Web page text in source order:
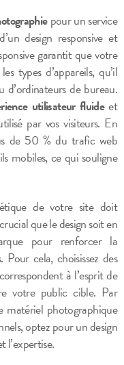
pour un service
design responsive et
garantit que votre
types d’appareils, qu’il
d’ordinateurs de bureau.
utilisateur fluideet
par vos visiteurs. En
de 50 % du trafic web
mobiles, ce qui souligne
de votre site doit
que le design soit en
pour renforcer la
cela, choisissez des
à l’esprit de
votre public cible. Par
matériel photographique
optez pour un design
l’expertise.